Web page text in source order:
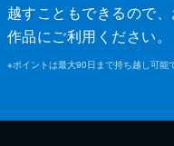
越すこともできるので
作品にご利用ください。
※ポイントは最大90日まで持ち越し可能